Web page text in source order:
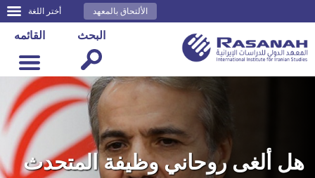
أختر اللغة الألتحاق بالمعهد
القائمه البحث
هل ألغى روحاني وظيفة المتحدث